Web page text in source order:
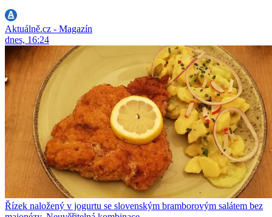
Aktuálně.cz - Magazín
dnes, 16:24
Řízek naložený v jogurtu se slovenským bramborovým salátem bez